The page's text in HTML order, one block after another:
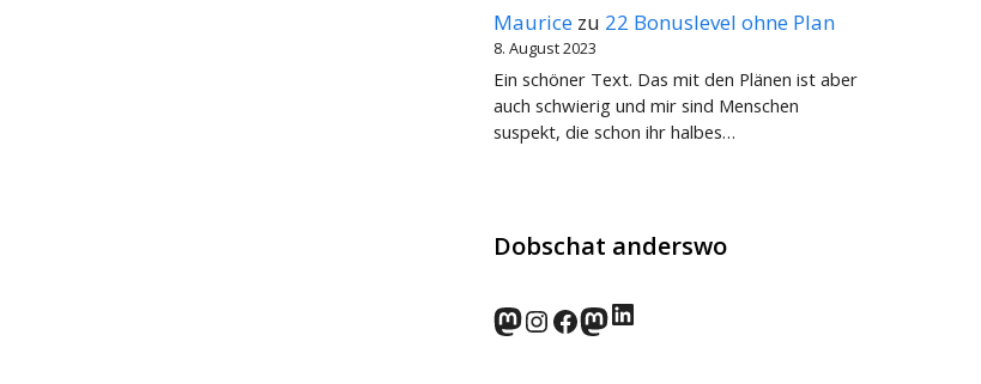
Maurice zu 22 Bonuslevel ohne Plan
8. August 2023
Ein schöner Text. Das mit den Plänen ist aber
auch schwierig und mir sind Menschen
suspekt, die schon ihr halbes…
Dobschat anderswo
norden.social
Instagram
Facebook
wp-punks.social
LinkedIn